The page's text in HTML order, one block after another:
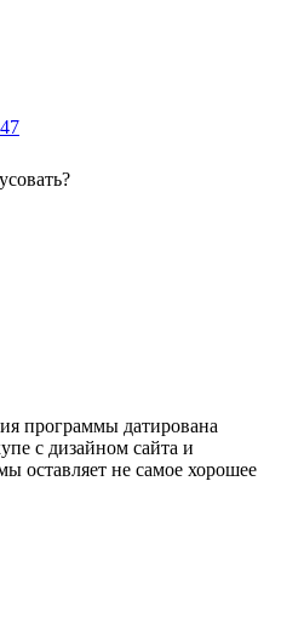
программы датирована
с дизайном сайта и
оставляет не самое хорошее